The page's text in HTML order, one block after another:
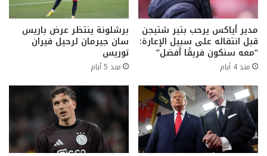
مدير أياكس يرحب بتير شتيجن
قبل انتقاله على سبيل الإعارة:
“معه سنكون فريقًا أفضل”
منذ 4 أيام
برشلونة ينتظر عرض باريس
سان جيرمان لرحيل فيران
توريس
منذ 5 أيام